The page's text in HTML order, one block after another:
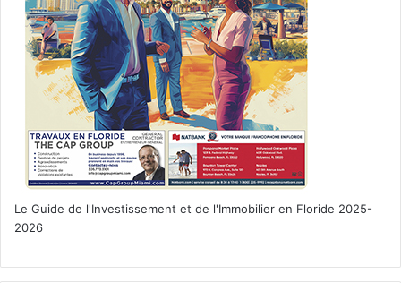
amérique avocat
Avocat d'immigration carte verte
citoyenneté américaine droit
États-Unis d'Amérique (USA)
Le Guide de l'Investissement et de l'Immobilier en Floride 2025-
2026